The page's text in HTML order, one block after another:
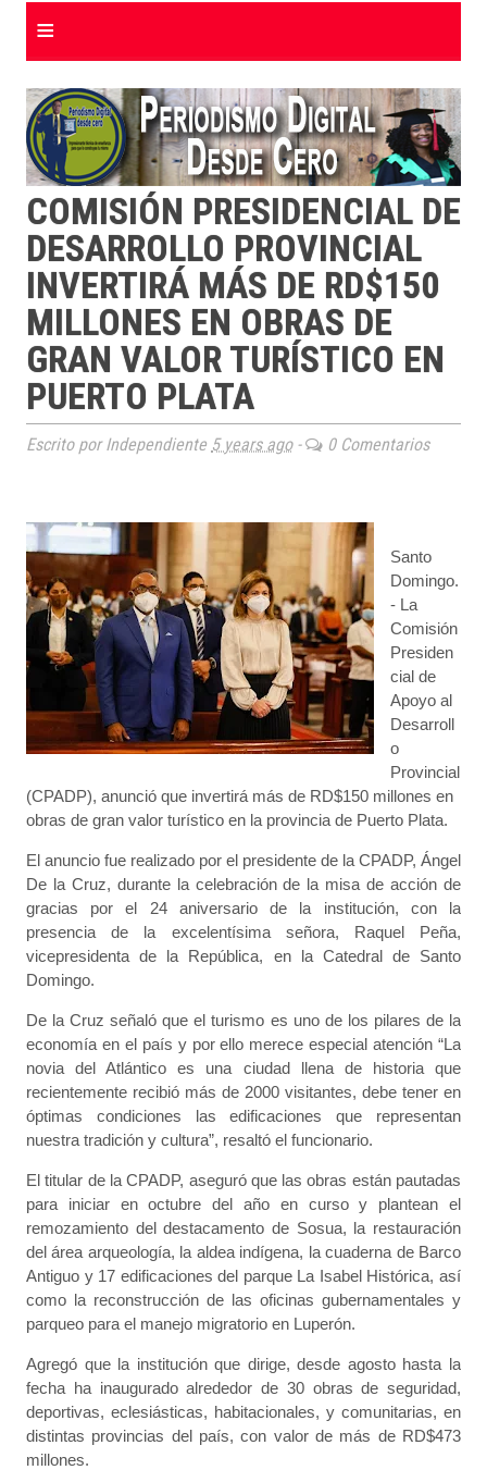
≡
COMISIÓN PRESIDENCIAL DE
DESARROLLO PROVINCIAL
INVERTIRÁ MÁS DE RD$150
MILLONES EN OBRAS DE
GRAN VALOR TURÍSTICO EN
PUERTO PLATA
Escrito por Independiente 5 years ago- 0 Comentarios
Santo
Domingo.
- La
Comisión
Presiden
cial de
Apoyo al
Desarroll
o
Provincial
(CPADP), anunció que invertirá más de RD$150 millones en
obras de gran valor turístico en la provincia de Puerto Plata.
El anuncio fue realizado por el presidente de la CPADP, Ángel
De la Cruz, durante la celebración de la misa de acción de
gracias por el 24 aniversario de la institución, con la
presencia de la excelentísima señora, Raquel Peña,
vicepresidenta de la República,
en la Catedral de Santo
Domingo.
De la Cruz señaló que el turismo es uno de los pilares de la
economía en el país y por ello merece especial atención “La
novia del Atlántico es una ciudad llena de historia que
recientemente recibió más de 2000 visitantes, debe tener en
óptimas condiciones las edificaciones que representan
nuestra tradición y cultura”, resaltó el funcionario.
El titular de la CPADP, aseguró que las obras están pautadas
para iniciar en octubre del año en curso y plantean el
remozamiento del destacamento de Sosua, la restauración
del área arqueología, la aldea indígena, la cuaderna de Barco
Antiguo y 17 edificaciones del parque La Isabel Histórica, así
como la reconstrucción de las oficinas gubernamentales y
parqueo para el manejo migratorio en Luperón.
Agregó que la institución que dirige, desde agosto hasta la
fecha ha inaugurado alrededor de 30 obras de seguridad,
deportivas, eclesiásticas, habitacionales, y comunitarias, en
distintas provincias del país, con valor de más de RD$473
millones.